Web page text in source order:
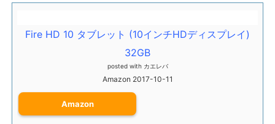
Fire HD 10 タブレット (10インチHDディスプレイ)
32GB
posted with カエレバ
Amazon 2017-10-11
Amazon